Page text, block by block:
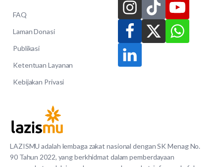
LAZISMU adalah lembaga zakat nasional dengan SK Menag No.
90 Tahun 2022, yang berkhidmat dalam pemberdayaan
FAQ
Laman Donasi
Publikasi
Ketentuan Layanan
Kebijakan Privasi